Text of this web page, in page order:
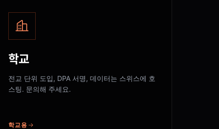
학교
전교 단위 도입, DPA 서명, 데이터는 스위스에 호
스팅. 문의해 주세요.
학교용